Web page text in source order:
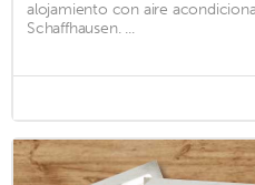
alojamiento con aire
Schaffhausen. ...